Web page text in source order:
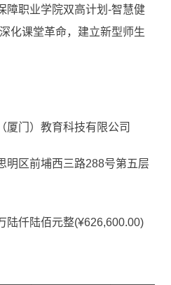
障职业学院双高计划-智慧健
化课堂革命，建立新型师生
厦门）教育科技有限公司
明区前埔西三路288号第五层
陆仟陆佰元整(¥626,600.00)